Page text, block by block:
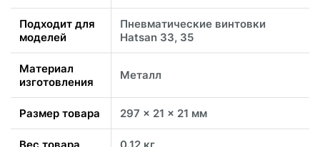
Подходит для
моделей
Пневматические винтовки
Hatsan 33, 35
Материал
изготовления
Металл
Размер товара 297 x 21 x 21 мм
Вес товара 0.12 кг